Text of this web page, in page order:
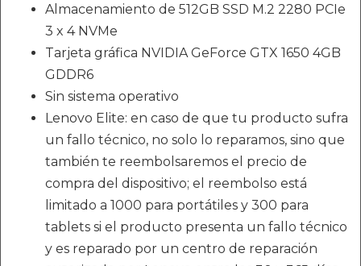
Almacenamiento de 512GB SSD M.2 2280 PCIe
3 x 4 NVMe
Tarjeta gráfica NVIDIA GeForce GTX 1650 4GB
GDDR6
Sin sistema operativo
Lenovo Elite: en caso de que tu producto sufra
un fallo técnico, no solo lo reparamos, sino que
también te reembolsaremos el precio de
compra del dispositivo; el reembolso está
limitado a 1000 para portátiles y 300 para
tablets si el producto presenta un fallo técnico
y es reparado por un centro de reparación